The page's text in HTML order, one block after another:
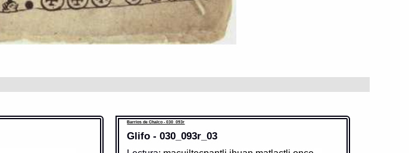
Barrios de Chalco - 030_093r
Glifo - 030_093r_03